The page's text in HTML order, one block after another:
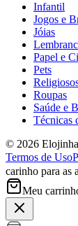
Infantil
Jogos e
Jóias
Papel e
Pets
Roupas
Saúde e
Técnicas
© 2026
Termos de Uso
carinho para
Meu